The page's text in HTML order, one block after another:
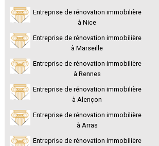
Entreprise de rénovation immobilière
à Nice
Entreprise de rénovation immobilière
à Marseille
Entreprise de rénovation immobilière
à Rennes
Entreprise de rénovation immobilière
à Alençon
Entreprise de rénovation immobilière
à Arras
Entreprise de rénovation immobilière